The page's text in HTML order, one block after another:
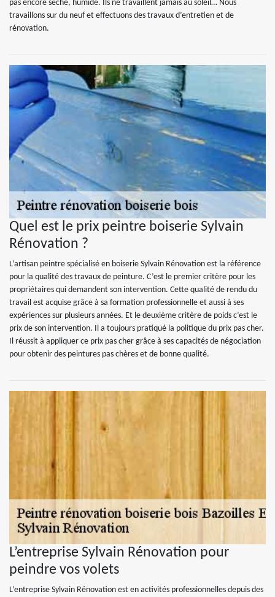
pas encore sèche, humide. Ils ne travaillent jamais au soleil… Nous
travaillons sur du neuf et effectuons des travaux d’entretien et de
rénovation.
Quel est le prix peintre boiserie Sylvain
Rénovation ?
L’artisan peintre spécialisé en boiserie Sylvain Rénovation est la référence
pour la qualité des travaux de peinture. C’est le premier critère pour les
propriétaires qui demandent son intervention. Cette qualité de rendu du
travail est acquise grâce à sa formation professionnelle et aussi à ses
expériences sur plusieurs années. Et le deuxième critère de poids c’est le
prix de son intervention. Il a toujours pratiqué la politique du prix pas cher.
Il réussit à appliquer ce prix pas cher grâce à ses capacités de négociation
pour obtenir des peintures pas chères et de bonne qualité.
L’entreprise Sylvain Rénovation pour
peindre vos volets
L’entreprise Sylvain Rénovation est en activités professionnelles depuis des